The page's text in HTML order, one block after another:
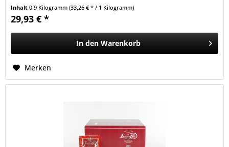
Inhalt0.9 Kilogramm(33,26 € * / 1 Kilogramm)
29,93 € *
In den Warenkorb
Merken